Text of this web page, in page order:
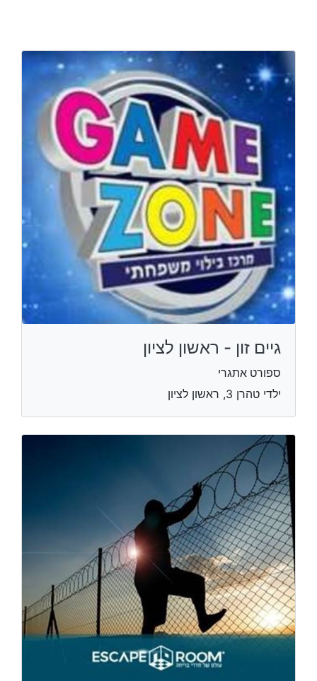
גיים זון - ראשון לציון
ספורט אתגרי
ילדי טהרן 3, ראשון לציון